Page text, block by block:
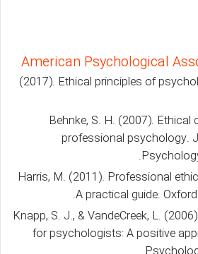
American Psychological
(2017). Ethical principles of
Behnke, S. H. (2007).
professional psychology.
Harris, M. (2011). Professional
A practical guide.
Knapp, S. J., & VandeCreek, L.
for psychologists: A positive